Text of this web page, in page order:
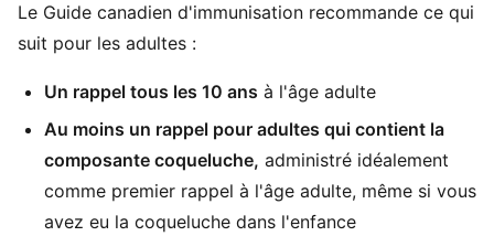
Le Guide canadien d'immunisation recommande ce qui
suit pour les adultes :
Un rappel tous les 10 ans à l'âge adulte
Au moins un rappel pour adultes qui contient la
composante coqueluche, administré idéalement
comme premier rappel à l'âge adulte, même si vous
avez eu la coqueluche dans l'enfance